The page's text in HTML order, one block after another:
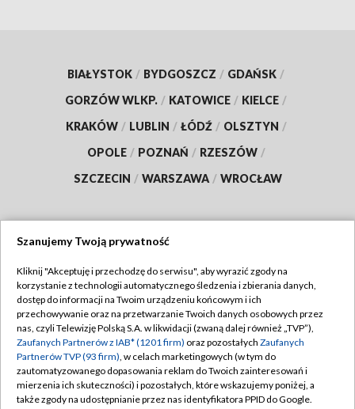
BIAŁYSTOK / BYDGOSZCZ / GDAŃSK /
GORZÓW WLKP. / KATOWICE / KIELCE /
KRAKÓW / LUBLIN / ŁÓDŹ / OLSZTYN /
OPOLE / POZNAŃ / RZESZÓW /
SZCZECIN / WARSZAWA / WROCŁAW
TVP
Abonament TVP
Emisja w TVP
Centrum informacji TVP
Naziemna Telewizja Cyfrowa
Regulamin TVP
Polityka prywatności
Moje zgody
Pomoc
Szanujemy Twoją prywatność
Kliknij "Akceptuję i przechodzę do serwisu", aby wyrazić zgody na
korzystanie z technologii automatycznego śledzenia i zbierania danych,
dostęp do informacji na Twoim urządzeniu końcowym i ich
przechowywanie oraz na przetwarzanie Twoich danych osobowych przez
nas, czyli Telewizję Polską S.A. w likwidacji (zwaną dalej również „TVP”),
Zaufanych Partnerów z IAB* (1201 firm) oraz pozostałych Zaufanych
Partnerów TVP (93 firm), w celach marketingowych (w tym do
zautomatyzowanego dopasowania reklam do Twoich zainteresowań i
mierzenia ich skuteczności) i pozostałych, które wskazujemy poniżej, a
także zgody na udostępnianie przez nas identyfikatora PPID do Google.